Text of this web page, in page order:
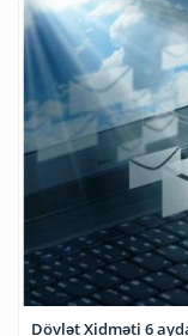
Dövlət Xidməti 6